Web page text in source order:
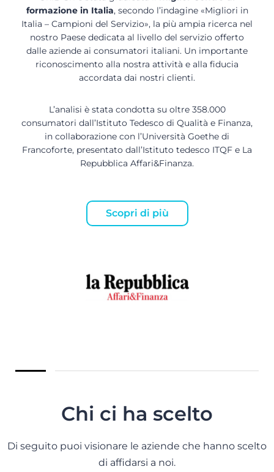
formazione in Italia, secondo l’indagine «Migliori in
Italia – Campioni del Servizio», la più ampia ricerca nel
nostro Paese dedicata al livello del servizio offerto
dalle aziende ai consumatori italiani. Un importante
riconoscimento alla nostra attività e alla fiducia
accordata dai nostri clienti.
L’analisi è stata condotta su oltre 358.000
consumatori dall’Istituto Tedesco di Qualità e Finanza,
in collaborazione con l’Università Goethe di
Francoforte, presentato dall’Istituto tedesco ITQF e La
Repubblica Affari&Finanza.
Scopri di più
Chi ci ha scelto
Di seguito puoi visionare le aziende che hanno scelto
di affidarsi a noi.